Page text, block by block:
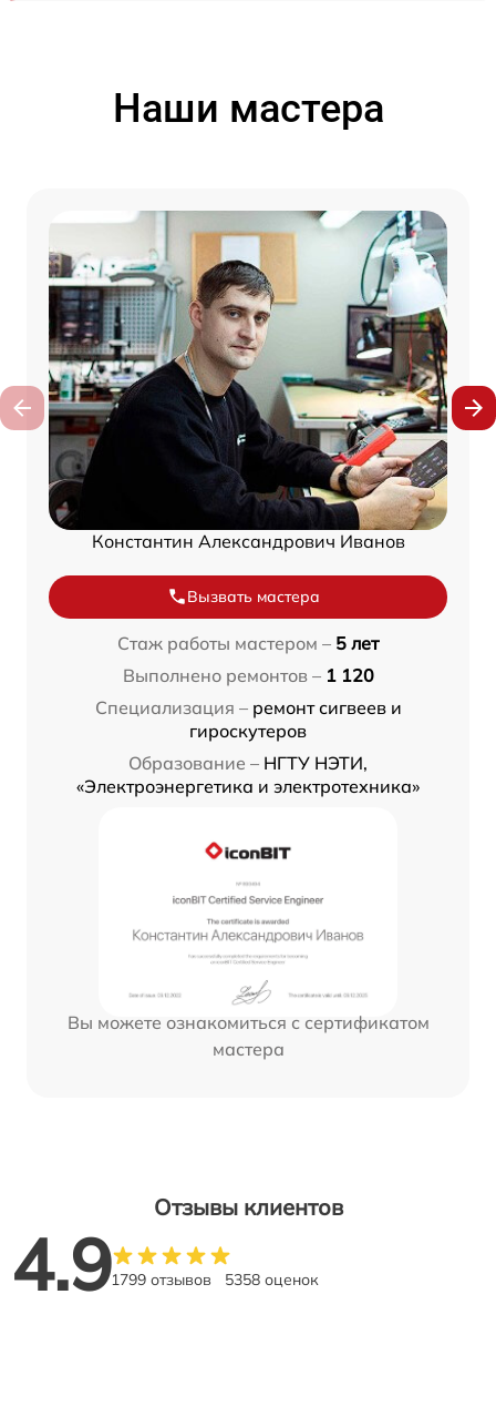
Наши мастера
Константин Александрович Иванов
Вызвать мастера
Стаж работы мастером – 5 лет
Выполнено ремонтов – 1 120
Специализация – ремонт сигвеев и
гироскутеров
Образование – НГТУ НЭТИ,
«Электроэнергетика и электротехника»
Вы можете ознакомиться с сертификатом
мастера
Отзывы клиентов
4.91799 отзывов 5358 оценок